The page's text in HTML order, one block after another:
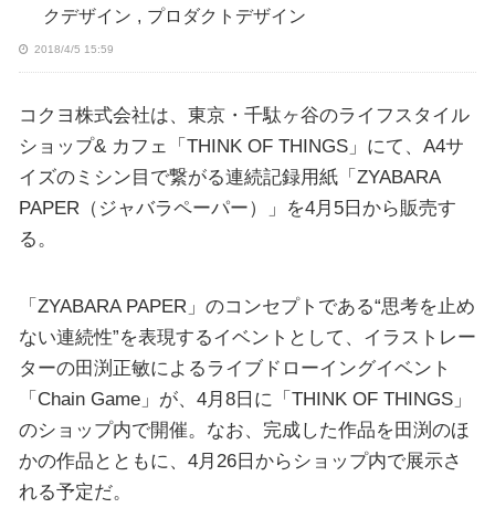
クデザイン , プロダクトデザイン
2018/4/5 15:59
コクヨ株式会社は、東京・千駄ヶ谷のライフスタイル
ショップ& カフェ「THINK OF THINGS」にて、A4サ
イズのミシン目で繋がる連続記録用紙「ZYABARA
PAPER（ジャバラペーパー）」を4月5日から販売す
る。
「ZYABARA PAPER」のコンセプトである“思考を止め
ない連続性”を表現するイベントとして、イラストレー
ターの田渕正敏によるライブドローイングイベント
「Chain Game」が、4月8日に「THINK OF THINGS」
のショップ内で開催。なお、完成した作品を田渕のほ
かの作品とともに、4月26日からショップ内で展示さ
れる予定だ。